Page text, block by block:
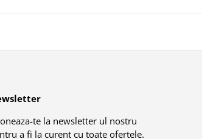
te la newsletter ul nostru
a fi la curent cu toate ofertele.